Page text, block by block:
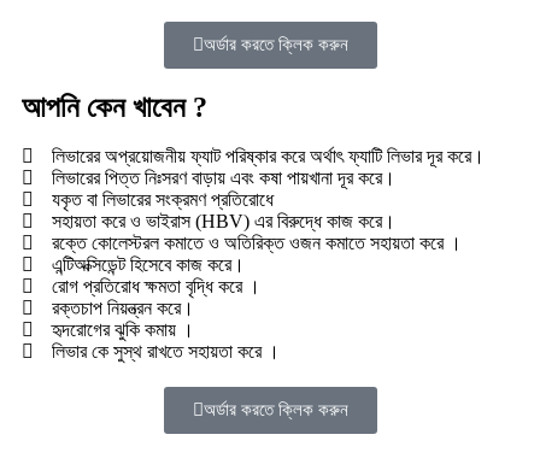
অর্ডার করতে ক্লিক করুন
আপনি কেন খাবেন ?
লিভারের অপ্রয়োজনীয় ফ্যাট পরিষ্কার করে অর্থাৎ ফ্যাটি লিভার দূর করে।
লিভারের পিত্ত নিঃসরণ বাড়ায় এবং কষা পায়খানা দূর করে।
যকৃত বা লিভারের সংক্রমণ প্রতিরোধে
সহায়তা করে ও ভাইরাস (HBV) এর বিরুদ্ধে কাজ করে।
রক্তে কোলেস্টরল কমাতে ও অতিরিক্ত ওজন কমাতে সহায়তা করে ।
এন্টিঅক্সিডেন্ট হিসেবে কাজ করে।
রোগ প্রতিরোধ ক্ষমতা বৃদ্ধি করে ।
রক্তচাপ নিয়ন্ত্রন করে।
হৃদরোগের ঝুকি কমায় ।
লিভার কে সুস্থ রাখতে সহায়তা করে ।
অর্ডার করতে ক্লিক করুন